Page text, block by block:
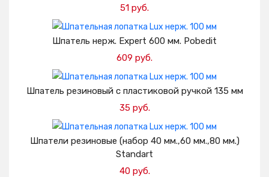
51 руб.
Добавить в корзину
Шпатель нерж. Expert 600 мм. Pobedit
609 руб.
Добавить в корзину
Шпатель резиновый с пластиковой ручкой 135 мм
35 руб.
Добавить в корзину
Шпатели резиновые (набор 40 мм.,60 мм.,80 мм.)
Standart
40 руб.